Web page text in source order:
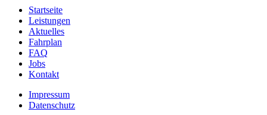
Startseite
Leistungen
Aktuelles
Fahrplan
FAQ
Jobs
Kontakt
Impressum
Datenschutz